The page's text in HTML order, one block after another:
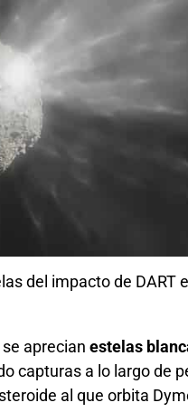
del impacto de DART
aprecian estelas
capturas a lo largo de
al que orbita